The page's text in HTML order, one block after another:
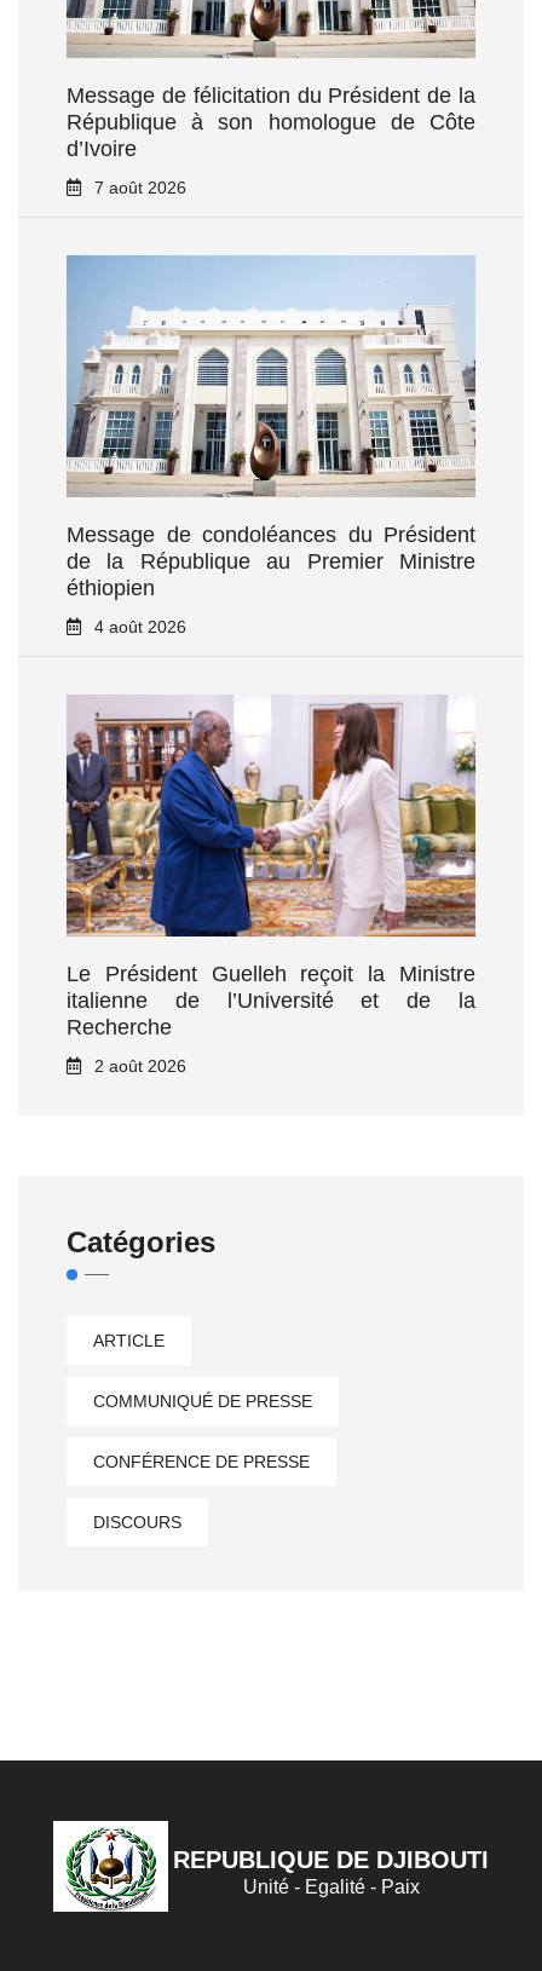
Message de félicitation du Président de la
République à son homologue de Côte
d’Ivoire
7 août 2026
Message de condoléances du Président
de la République au Premier Ministre
éthiopien
4 août 2026
Le Président Guelleh reçoit la Ministre
italienne de l’Université et de la
Recherche
2 août 2026
Catégories
ARTICLE
COMMUNIQUÉ DE PRESSE
CONFÉRENCE DE PRESSE
DISCOURS
REPUBLIQUE DE DJIBOUTI
Unité - Egalité - Paix